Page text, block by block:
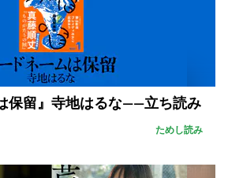
保留』寺地はるな――立ち読み
ためし読み